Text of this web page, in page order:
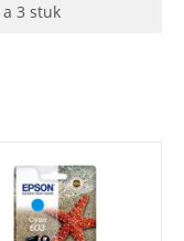
3 stuk